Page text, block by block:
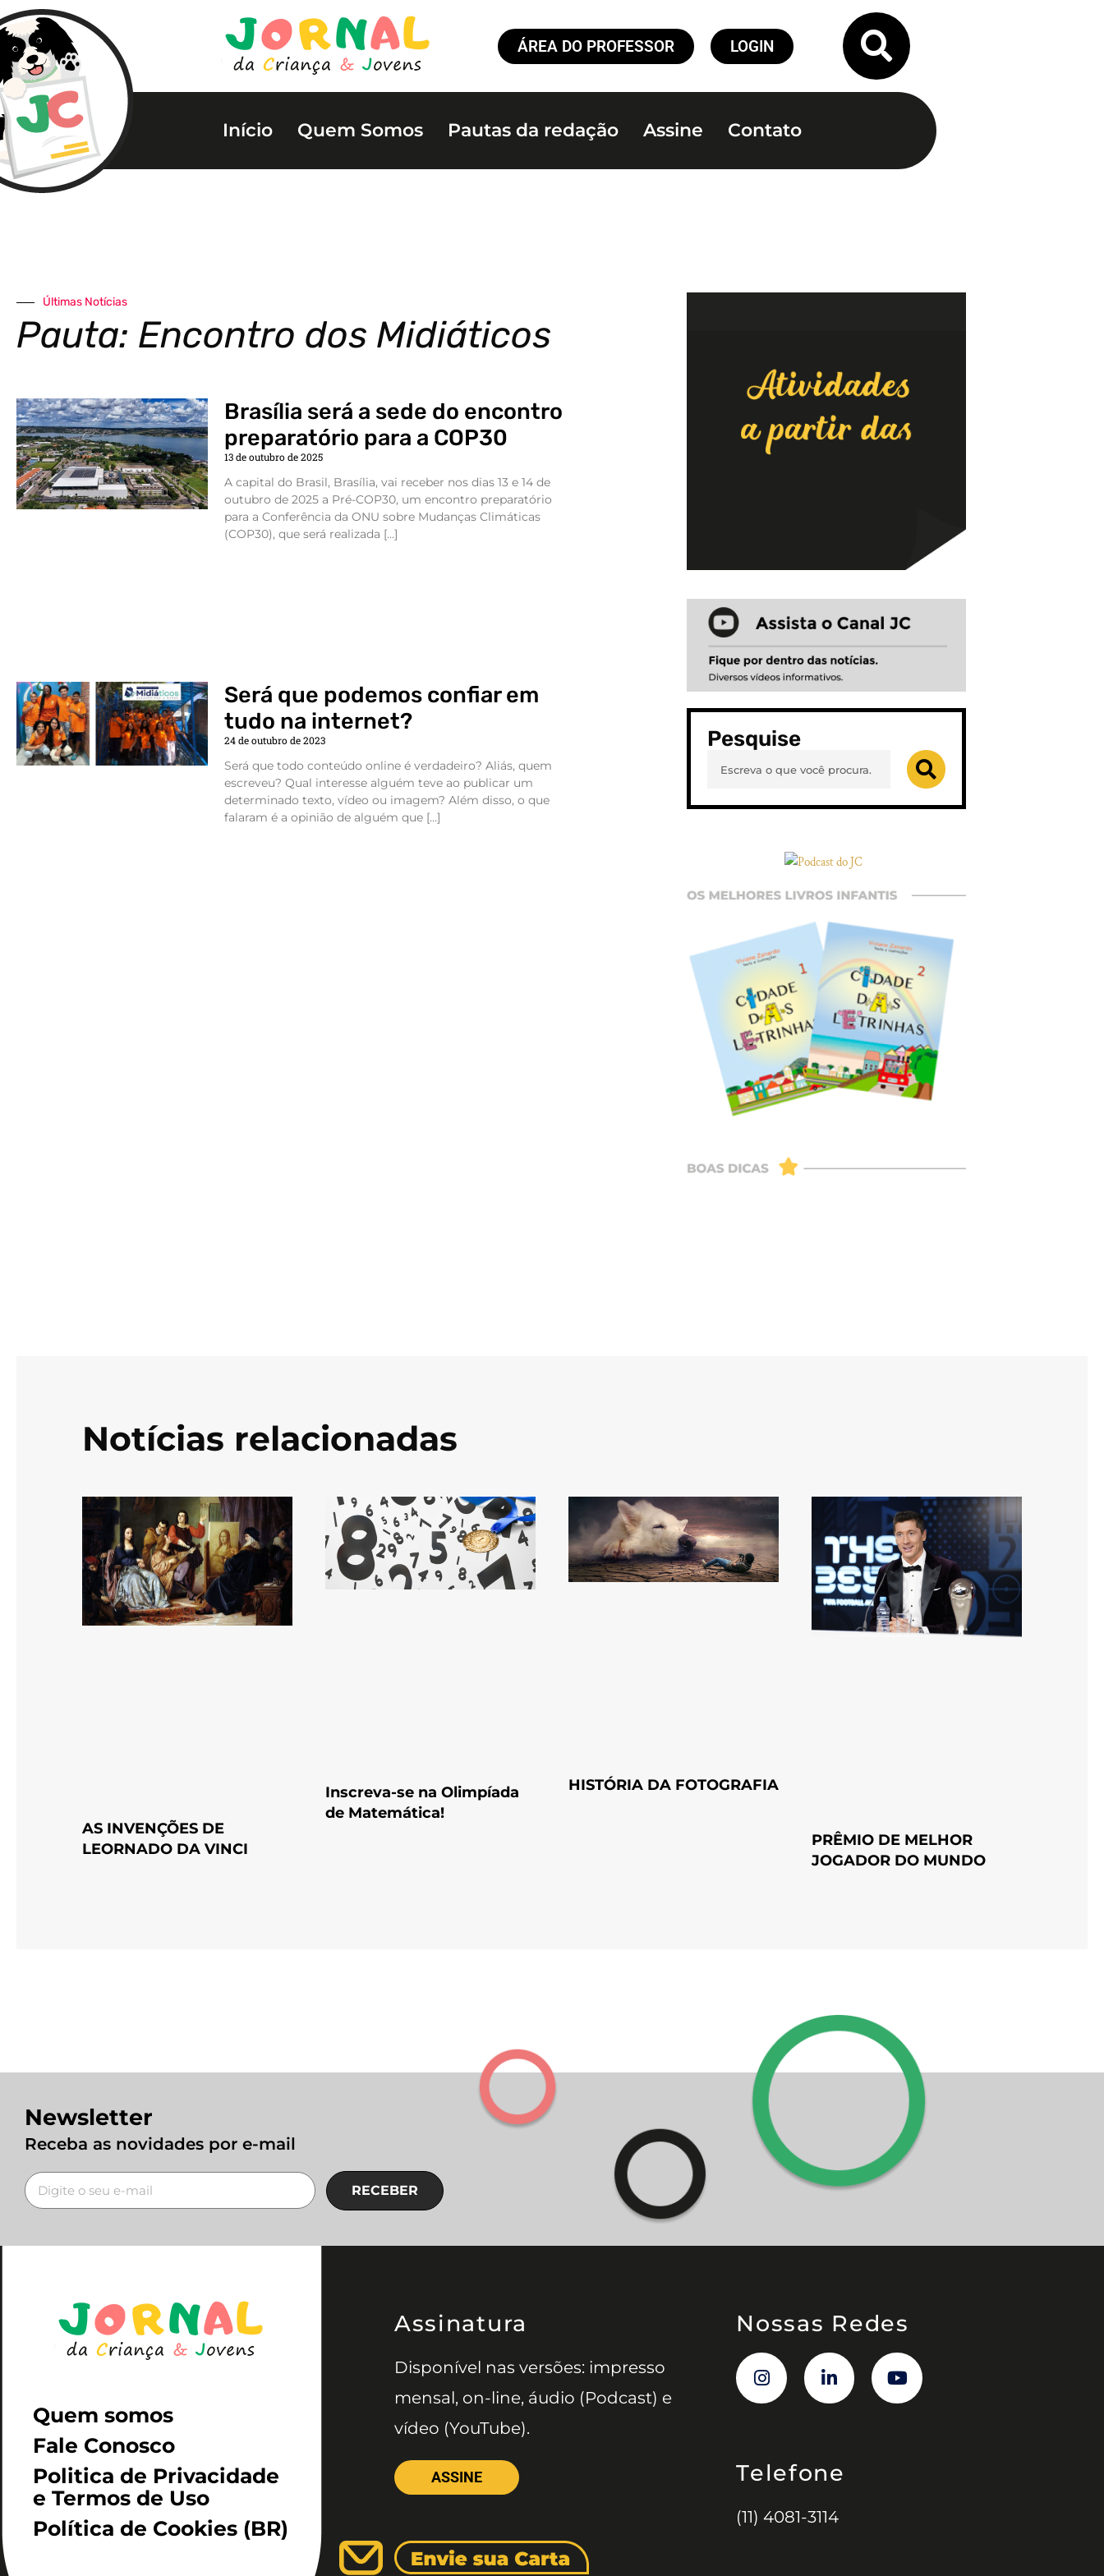
ÁREA DO PROFESSOR LOGIN
Início Quem Somos Pautas da redação Assine Contato
Últimas Notícias
Pauta: Encontro dos Midiáticos
Brasília será a sede do encontro
preparatório para a COP30
13 de outubro de 2025
A capital do Brasil, Brasília, vai receber nos dias 13 e 14 de
outubro de 2025 a Pré-COP30, um encontro preparatório
para a Conferência da ONU sobre Mudanças Climáticas
(COP30), que será realizada […]
Será que podemos confiar em
tudo na internet?
24 de outubro de 2023
Será que todo conteúdo online é verdadeiro? Aliás, quem
escreveu? Qual interesse alguém teve ao publicar um
determinado texto, vídeo ou imagem? Além disso, o que
falaram é a opinião de alguém que […]
Pesquise
Notícias relacionadas
AS INVENÇÕES DE
LEORNADO DA VINCI
Inscreva-se na Olimpíada
de Matemática!
HISTÓRIA DA FOTOGRAFIA
PRÊMIO DE MELHOR
JOGADOR DO MUNDO
Newsletter
Receba as novidades por e-mail
RECEBER
Quem somos
Fale Conosco
Politica de Privacidade
e Termos de Uso
Política de Cookies (BR)
Assinatura
Disponível nas versões: impresso
mensal, on-line, áudio (Podcast) e
vídeo (YouTube).
ASSINE
Nossas Redes
Telefone
(11) 4081-3114